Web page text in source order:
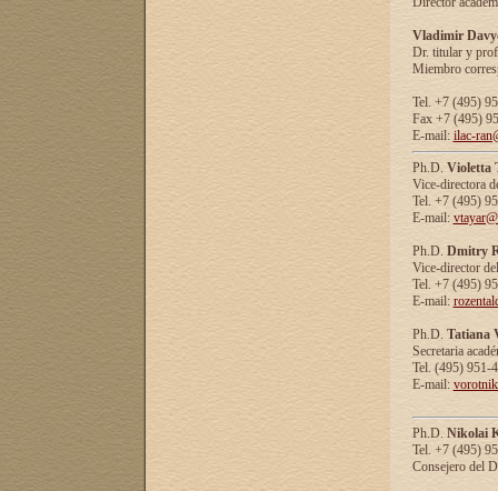
Vladimir
Dr. titular y
Miembro
Tel. +7 (495)
Fax +7 (495)
E-mail: ilac-
Ph.D. Violetta
Vice-directora
Tel. +7 (495)
E-mail:
Ph.D. Dmitry
Vice-director
Tel. +7 (495)
E-mail:
Ph.D. Tatiana
Secretaria
Tel. (495) 951-
E-mail:
Ph.D. Nikolai
Tel. +7 (495)
Consejero del